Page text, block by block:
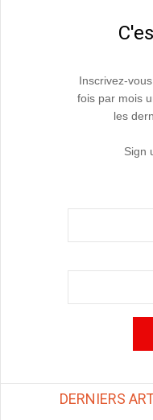
Inscrivez-
fois par mois
les
Sign
DERNIERS